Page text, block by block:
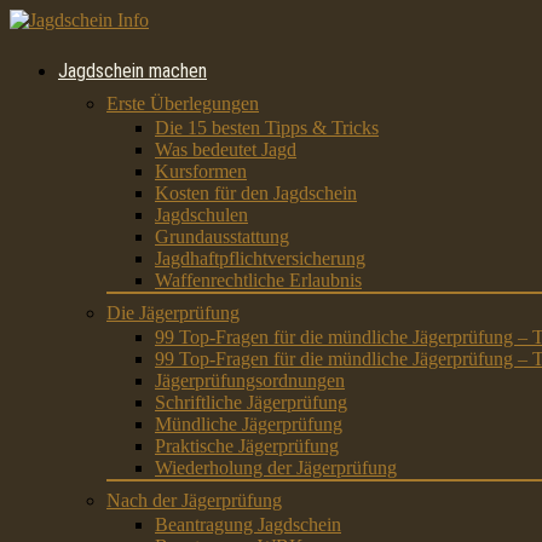
Jagdschein machen
Erste Überlegungen
Die 15 besten Tipps & Tricks
Was bedeutet Jagd
Kursformen
Kosten für den Jagdschein
Jagdschulen
Grundausstattung
Jagdhaftpflichtversicherung
Waffenrechtliche Erlaubnis
Die Jägerprüfung
99 Top-Fragen für die mündliche Jägerprüfung –
99 Top-Fragen für die mündliche Jägerprüfung –
Jägerprüfungsordnungen
Schriftliche Jägerprüfung
Mündliche Jägerprüfung
Praktische Jägerprüfung
Wiederholung der Jägerprüfung
Nach der Jägerprüfung
Beantragung Jagdschein